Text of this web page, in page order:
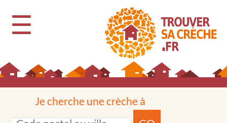
☰
Je cherche une crèche à